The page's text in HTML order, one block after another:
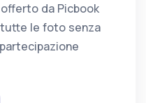
da Picbook
le foto senza